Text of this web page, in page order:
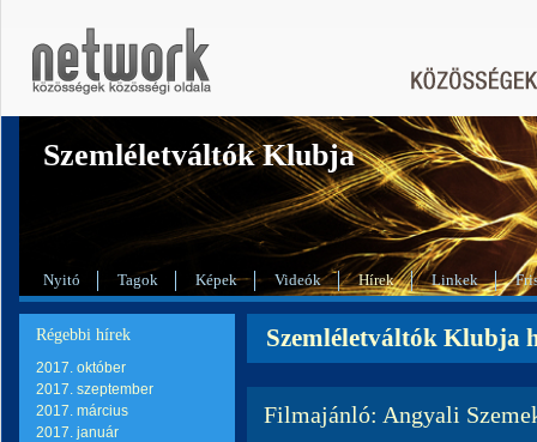
Szemléletváltók Klubja
Nyitó Tagok Képek Videók Hírek Linkek
Régebbi hírek
2017. október
2017. szeptember
2017. március
2017. január
Szemléletváltók Klubja
Filmajánló: Angyali